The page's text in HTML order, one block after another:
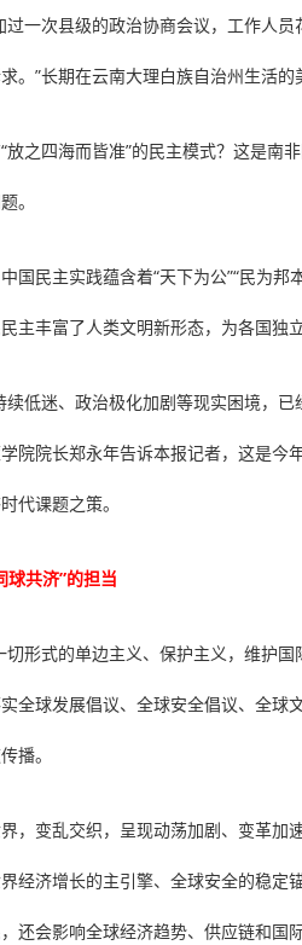
过一次县级的政治协商会议，工作人
。”长期在云南大理白族自治州生活的
放之四海而皆准”的民主模式？这是南
。
国民主实践蕴含着“天下为公”“民为
主丰富了人类文明新形态，为各国独
续低迷、政治极化加剧等现实困境，
院院长郑永年告诉本报记者，这是今
代课题之策。
球共济”的担当
切形式的单边主义、保护主义，维护国
全球发展倡议、全球安全倡议、全球
播。
，变乱交织，呈现动荡加剧、变革加
经济增长的主引擎、全球安全的稳定
还会影响全球经济趋势、供应链和国